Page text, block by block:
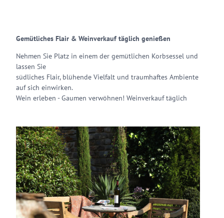
Gemütliches Flair & Weinverkauf täglich genießen
Nehmen Sie Platz in einem der gemütlichen Korbsessel und
lassen Sie
südliches Flair, blühende Vielfalt und traumhaftes Ambiente
auf sich einwirken.
Wein erleben - Gaumen verwöhnen! Weinverkauf täglich